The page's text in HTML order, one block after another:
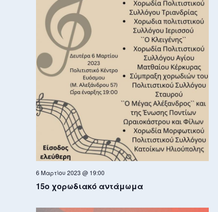
6 Μαρτίου 2023 @ 19:00
15ο χορωδιακό αντάμωμα